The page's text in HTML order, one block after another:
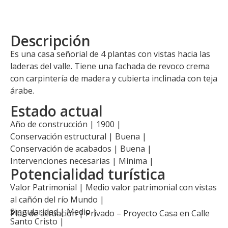
Descripción
Es una casa señorial de 4 plantas con vistas hacia las
laderas del valle. Tiene una fachada de revoco crema
con carpintería de madera y cubierta inclinada con teja
árabe.
Estado actual
Año de construcción | 1900 |
Conservación estructural | Buena |
Conservación de acabados | Buena |
Intervenciones necesarias | Mínima |
Potencialidad turística
Valor Patrimonial | Medio valor patrimonial con vistas
al cañón del río Mundo |
Singularidad | Medio |
Plan de actuación |Privado – Proyecto Casa en Calle
Santo Cristo |